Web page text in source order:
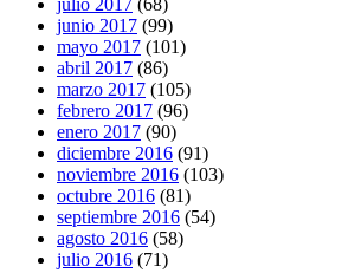
junio 2017 (99)
mayo 2017 (101)
abril 2017 (86)
marzo 2017 (105)
febrero 2017 (96)
enero 2017 (90)
diciembre 2016 (91)
noviembre 2016 (103)
octubre 2016 (81)
septiembre 2016 (54)
agosto 2016 (58)
julio 2016 (71)